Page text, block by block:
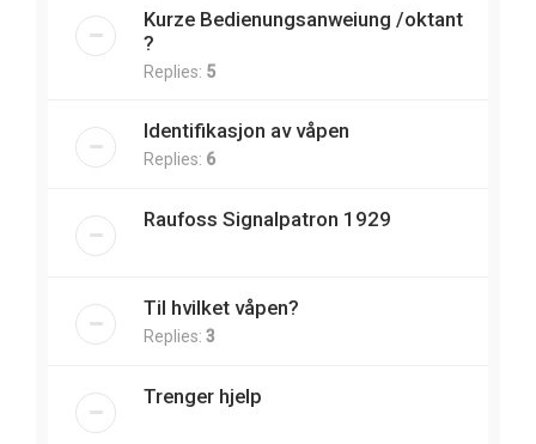
Kurze Bedienungsanweiung /oktant
?
Replies: 5
Identifikasjon av våpen
Replies: 6
Raufoss Signalpatron 1929
Til hvilket våpen?
Replies: 3
Trenger hjelp